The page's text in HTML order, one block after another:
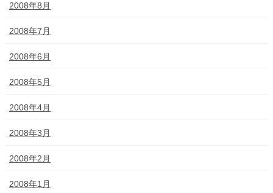
2008年8月
2008年7月
2008年6月
2008年5月
2008年4月
2008年3月
2008年2月
2008年1月